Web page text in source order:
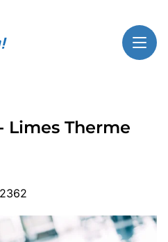
Limes Therme